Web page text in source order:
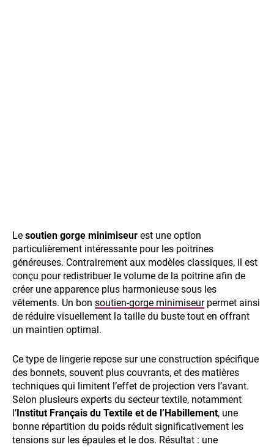
Le soutien gorge minimiseur est une option
particulièrement intéressante pour les poitrines
généreuses. Contrairement aux modèles classiques, il est
conçu pour redistribuer le volume de la poitrine afin de
créer une apparence plus harmonieuse sous les
vêtements. Un bon soutien-gorge minimiseurpermet ainsi
de réduire visuellement la taille du buste tout en offrant
un maintien optimal.
Ce type de lingerie repose sur une construction spécifique
des bonnets, souvent plus couvrants, et des matières
techniques qui limitent l’effet de projection vers l’avant.
Selon plusieurs experts du secteur textile, notamment
l’Institut Français du Textile et de l’Habillement, une
bonne répartition du poids réduit significativement les
tensions sur les épaules et le dos. Résultat : une